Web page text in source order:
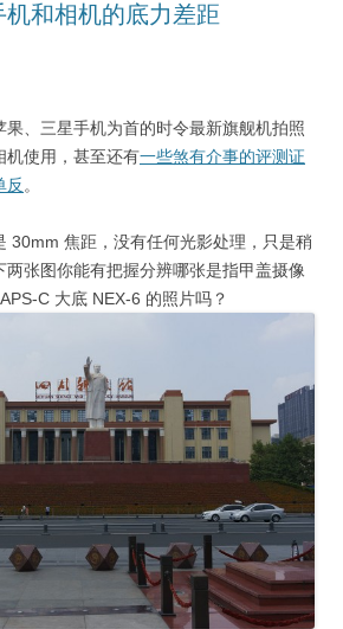
和相机的底力差距
、三星手机为首的时令最新旗舰机拍照
机使用，甚至还有一些煞有介事的评测证
反。
30mm 焦距，没有任何光影处理，只是稍
两张图你能有把握分辨哪张是指甲盖摄像
C 大底 NEX-6 的照片吗？